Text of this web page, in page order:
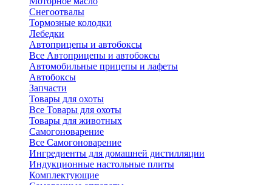
Снегоотвалы
Тормозные колодки
Лебедки
Автоприцепы и автобоксы
Все Автоприцепы и автобоксы
Автомобильные прицепы и лафеты
Автобоксы
Запчасти
Товары для охоты
Все Товары для охоты
Товары для животных
Самогоноварение
Все Самогоноварение
Ингредиенты для домашней дистилляции
Индукционные настольные плиты
Комплектующие